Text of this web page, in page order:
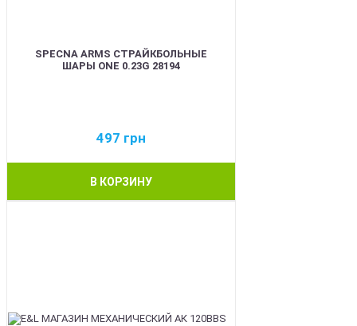
SPECNA ARMS СТРАЙКБОЛЬНЫЕ
ШАРЫ ONE 0.23G 28194
497 грн
В КОРЗИНУ